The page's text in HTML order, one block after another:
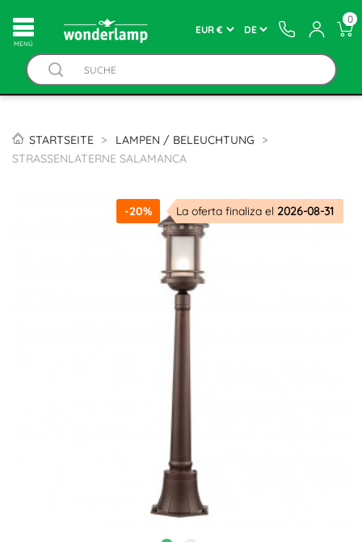
MENÚ
0
STARTSEITE
LAMPEN / BELEUCHTUNG
STRASSENLATERNE SALAMANCA
-20% La oferta finaliza el 2026-08-31